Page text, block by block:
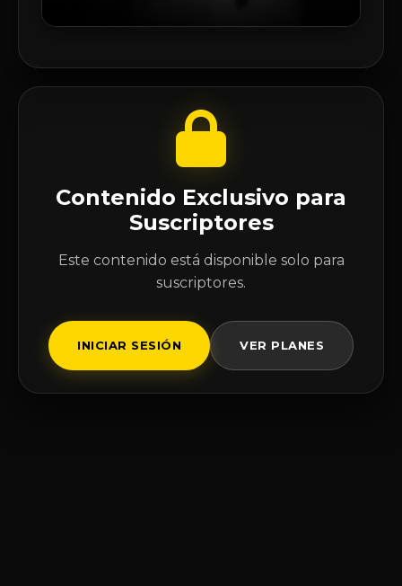
Contenido Exclusivo para
Suscriptores
Este contenido está disponible solo para
suscriptores.
INICIAR SESIÓN VER PLANES